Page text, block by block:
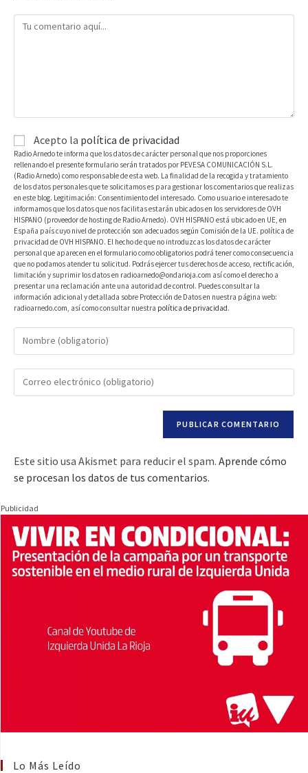
Acepto la política de privacidad
Radio Arnedo te informa que los datos de carácter personal que nos proporciones
rellenando el presente formulario serán tratados por PEVESA COMUNICACIÓN S.L.
(Radio Arnedo) como responsable de esta web. La finalidad de la recogida y tratamiento
de los datos personales que te solicitamos es para gestionar los comentarios que realizas
en este blog. Legitimación: Consentimiento del interesado. Como usuario e interesado te
informamos que los datos que nos facilitas estarán ubicados en los servidores de OVH
HISPANO (proveedor de hosting de Radio Arnedo). OVH HISPANO está ubicado en UE, en
España país cuyo nivel de protección son adecuados según Comisión de la UE. política de
privacidad de OVH HISPANO. El hecho de que no introduzcas los datos de carácter
personal que aparecen en el formulario como obligatorios podrá tener como consecuencia
que no podamos atender tu solicitud. Podrás ejercer tus derechos de acceso, rectificación,
limitación y suprimir los datos en radioarnedo@ondarioja.com así como el derecho a
presentar una reclamación ante una autoridad de control. Puedes consultar la
información adicional y detallada sobre Protección de Datos en nuestra página web:
radioarnedo.com, así como consultar nuestra política de privacidad.
Este sitio usa Akismet para reducir el spam. Aprende cómo
se procesan los datos de tus comentarios.
Publicidad
Lo Más Leído